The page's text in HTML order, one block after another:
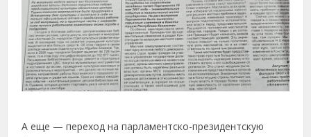
А еще — переход на парламентско-президентскую